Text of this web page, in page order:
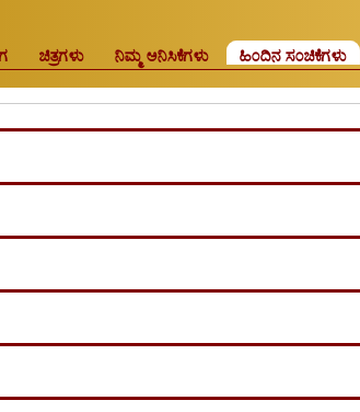
ಚಿತ್ರಗಳು ನಿಮ್ಮ ಅನಿಸಿಕೆಗಳು ಹಿಂದಿನ ಸಂಚಿಕೆಗಳು